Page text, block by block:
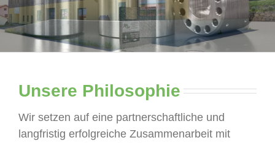
Unsere Philosophie
Wir setzen auf eine partnerschaftliche und
langfristig erfolgreiche Zusammenarbeit mit